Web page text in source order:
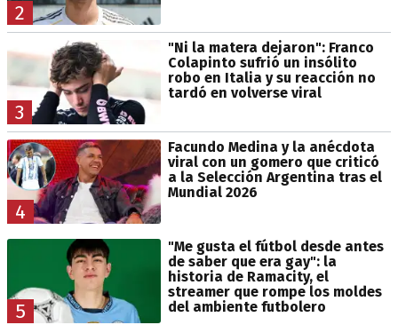
2
3
"Ni la matera dejaron": Franco
Colapinto sufrió un insólito
robo en Italia y su reacción no
tardó en volverse viral
4
Facundo Medina y la anécdota
viral con un gomero que criticó
a la Selección Argentina tras el
Mundial 2026
5
"Me gusta el fútbol desde antes
de saber que era gay": la
historia de Ramacity, el
streamer que rompe los moldes
del ambiente futbolero